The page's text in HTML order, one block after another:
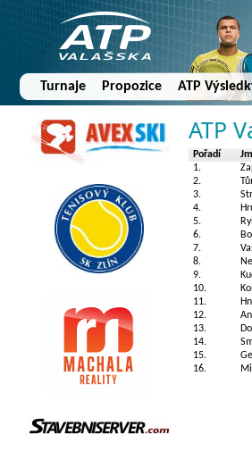
Turnaje Propozice ATP
ATP
Pořadí
1.
2.
3.
4.
5.
6.
7.
8.
9.
10.
11.
12.
13.
14.
15.
16.